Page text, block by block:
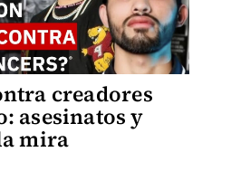
creadores
asesinatos y
mira